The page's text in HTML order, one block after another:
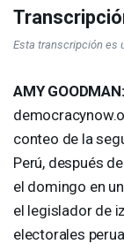
Esta transcripción es
AMY GOODMAN:
conteo de la
Perú, después
el domingo en
el legislador de
electorales